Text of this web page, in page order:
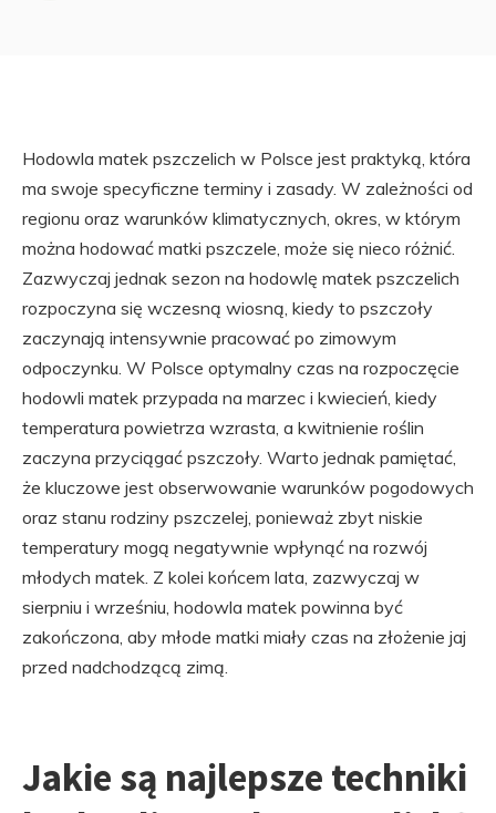
Hodowla matek pszczelich w Polsce jest praktyką, która
ma swoje specyficzne terminy i zasady. W zależności od
regionu oraz warunków klimatycznych, okres, w którym
można hodować matki pszczele, może się nieco różnić.
Zazwyczaj jednak sezon na hodowlę matek pszczelich
rozpoczyna się wczesną wiosną, kiedy to pszczoły
zaczynają intensywnie pracować po zimowym
odpoczynku. W Polsce optymalny czas na rozpoczęcie
hodowli matek przypada na marzec i kwiecień, kiedy
temperatura powietrza wzrasta, a kwitnienie roślin
zaczyna przyciągać pszczoły. Warto jednak pamiętać,
że kluczowe jest obserwowanie warunków pogodowych
oraz stanu rodziny pszczelej, ponieważ zbyt niskie
temperatury mogą negatywnie wpłynąć na rozwój
młodych matek. Z kolei końcem lata, zazwyczaj w
sierpniu i wrześniu, hodowla matek powinna być
zakończona, aby młode matki miały czas na złożenie jaj
przed nadchodzącą zimą.
Jakie są najlepsze techniki